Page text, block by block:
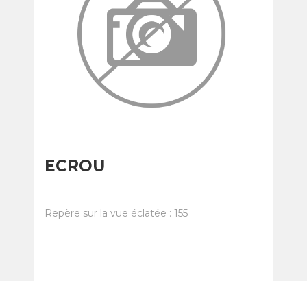
ECROU
Repère sur la vue éclatée : 155